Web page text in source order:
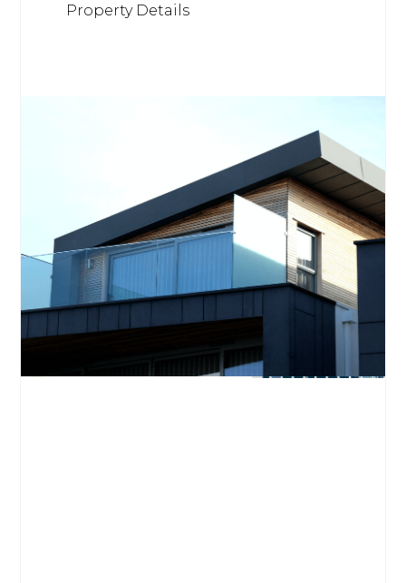
Property Details